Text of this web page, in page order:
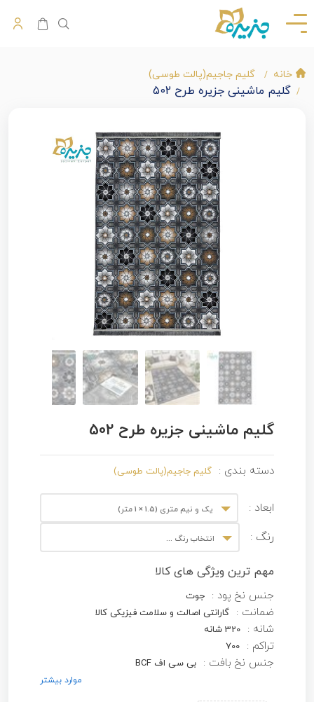
خانه گلیم جاجیم(پالت طوسی)
گلیم ماشینی جزیره طرح 502
گلیم ماشینی جزیره طرح 502
دسته بندی : گلیم جاجیم(پالت طوسی)
ابعاد : یک و نیم متری (1.5 × 1 متر)
رنگ : انتخاب رنگ ...
مهم ترین ویژگی های کالا
جنس نخ پود : جوت
ضمانت : گارانتی اصالت و سلامت فیزیکی کالا
شانه : 320 شانه
تراکم : 700
جنس نخ بافت : بی سی اف BCF
موارد بیشتر